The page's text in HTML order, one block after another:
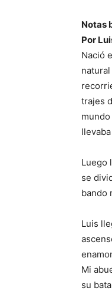
Notas
Por
Nació
trajes
Luego
se
bando
Luis
Mi
su